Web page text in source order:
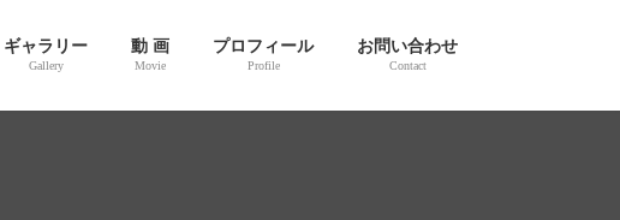
ギャラリー
Gallery
動 画
Movie
プロフィール
Profile
お問い合わせ
Contact